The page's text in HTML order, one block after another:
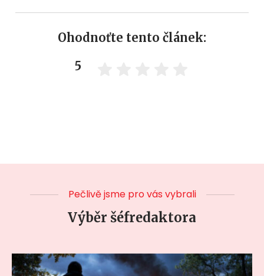
Ohodnoťte tento článek:
5
Pečlivě jsme pro vás vybrali
Výběr šéfredaktora